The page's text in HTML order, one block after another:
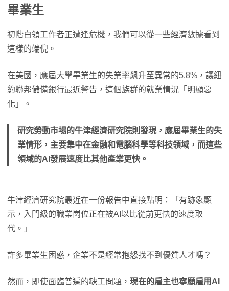
畢業生
初階白領工作者正遭逢危機，我們可以從一些經濟數據看到
這樣的端倪。
在美國，應屆大學畢業生的失業率飆升至異常的5.8%，讓紐
約聯邦儲備銀行最近警告，這個族群的就業情況「明顯惡
化」。
研究勞動市場的牛津經濟研究院則發現，應屆畢業生的失
業情形，主要集中在金融和電腦科學等科技領域，而這些
領域的AI發展速度比其他產業更快。
牛津經濟研究院最近在一份報告中直接點明：「有跡象顯
示，入門級的職業崗位正在被AI以比從前更快的速度取
代。」
許多畢業生困惑，企業不是經常抱怨找不到優質人才嗎？
然而，即使面臨普遍的缺工問題， 現在的雇主也寧願雇用AI